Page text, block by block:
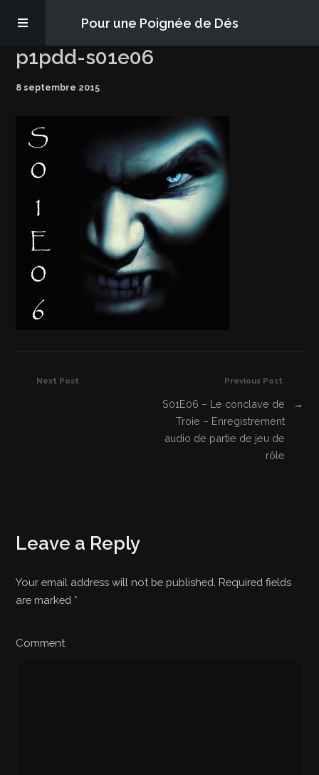
Pour une Poignée de Dés
Les épisodes
Blog
À propos
p1pdd-s01e06
8 septembre 2015
Previous Post
S01E06 – Le conclave de
Troie – Enregistrement
audio de partie de jeu de
rôle
→
Next Post
Leave a Reply
Your email address will not be published. Required fields
are marked *
Comment